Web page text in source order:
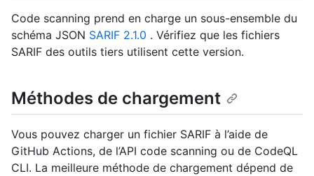
Code scanning prend en charge un sous-ensemble du
schéma JSON SARIF 2.1.0 . Vérifiez que les fichiers
SARIF des outils tiers utilisent cette version.
Méthodes de chargement
Vous pouvez charger un fichier SARIF à l’aide de
GitHub Actions, de l’API code scanning ou de CodeQL
CLI. La meilleure méthode de chargement dépend de